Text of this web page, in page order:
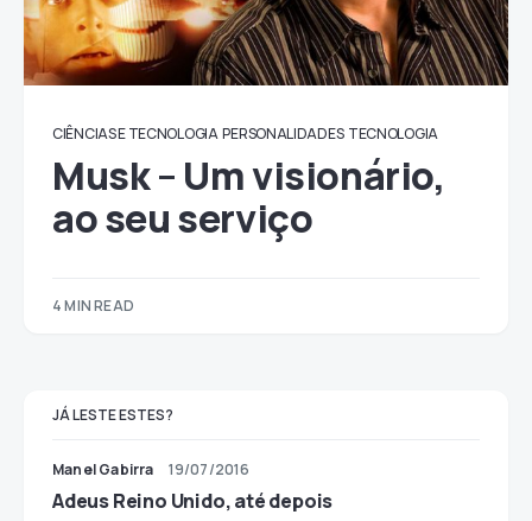
CIÊNCIAS E TECNOLOGIA PERSONALIDADES TECNOLOGIA
Musk – Um visionário,
ao seu serviço
4 MIN READ
JÁ LESTE ESTES?
Manel Gabirra 19/07/2016
Adeus Reino Unido, até depois